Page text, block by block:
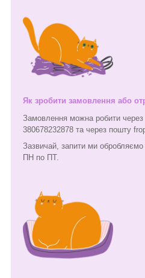
Як зробити замовлення або
Замовлення можна робити
380678232878 та через пошту
Зазвичай, запити ми
ПН по ПТ.